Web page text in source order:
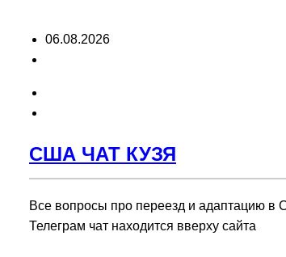
Перейти
к
06.08.2026
США ЧАТ КУЗЯ
Все вопросы про переезд и адаптацию
Телеграм чат находится вверху сайта